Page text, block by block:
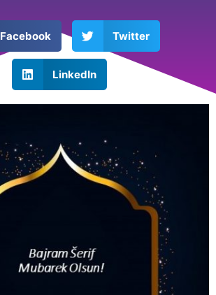
Facebook Twitter
LinkedIn